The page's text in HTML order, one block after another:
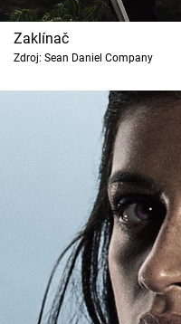
Zaklínač
Zdroj: Sean Daniel Company